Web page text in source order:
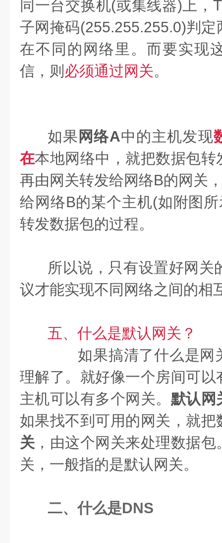
同一台交换机(或集线器)上，
子网掩码(255.255.255.0)判
在不同的网络里。而要实现
信，则 必须通过网关。
如果 网络A中的主机发现
在本地网络中，就把数据包转
再由网关转发给网络B的网关
给网络B的某个主机(如附图
转发数据包的过程。
所以说，只有设置好网关
议才能实现不同网络之间的相
五、什么是默认网关？
如果搞清了什么是网
理解了。就好像一个房间可
主机可以有多个网关。 默认网
如果找不到可用的网关，就把
关 ，由这个网关来处理数据包
关，一般指的是默认网关。
二、什么是DNS